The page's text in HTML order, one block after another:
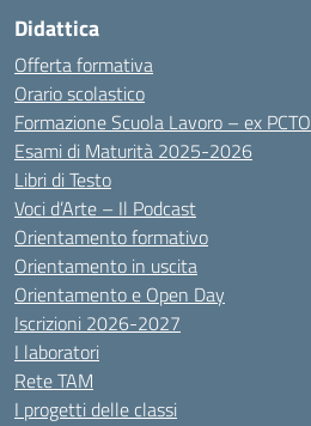
Didattica
Offerta formativa
Orario scolastico
Formazione Scuola Lavoro – ex PCTO
Esami di Maturità 2025-2026
Libri di Testo
Voci d’Arte – Il Podcast
Orientamento formativo
Orientamento in uscita
Orientamento e Open Day
Iscrizioni 2026-2027
I laboratori
Rete TAM
I progetti delle classi